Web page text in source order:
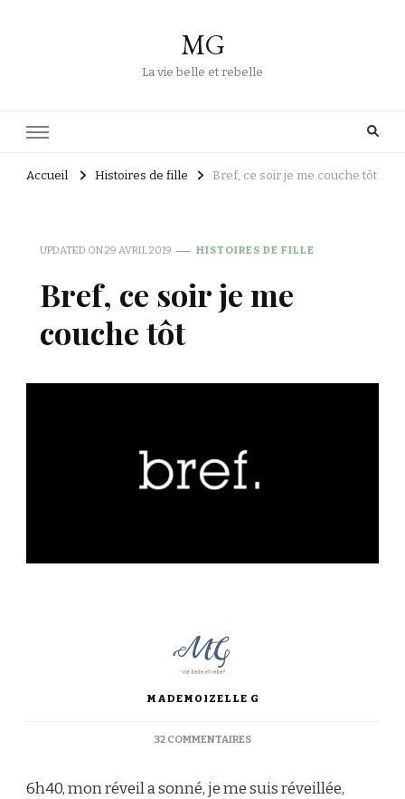
MG
La vie belle et rebelle
Accueil Histoires de fille Bref, ce soir je me couche tôt
UPDATED ON29 AVRIL 2019 HISTOIRES DE FILLE
Bref, ce soir je me
couche tôt
MADEMOIZELLE G
32 COMMENTAIRESSUR
SOIR
6h40, mon réveil a sonné, je me suis réveillée,